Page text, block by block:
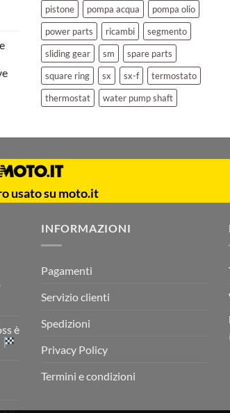
pistone
pompa acqua
pompa olio
power parts
ricambi
segmento
sliding gear
sm
spare parts
square ring
sx sx-f
termostato
thermostat
water pump shaft
usato su moto.it
è
INFORMAZIONI
Pagamenti
Servizio clienti
Spedizioni
Privacy Policy
Termini e condizioni